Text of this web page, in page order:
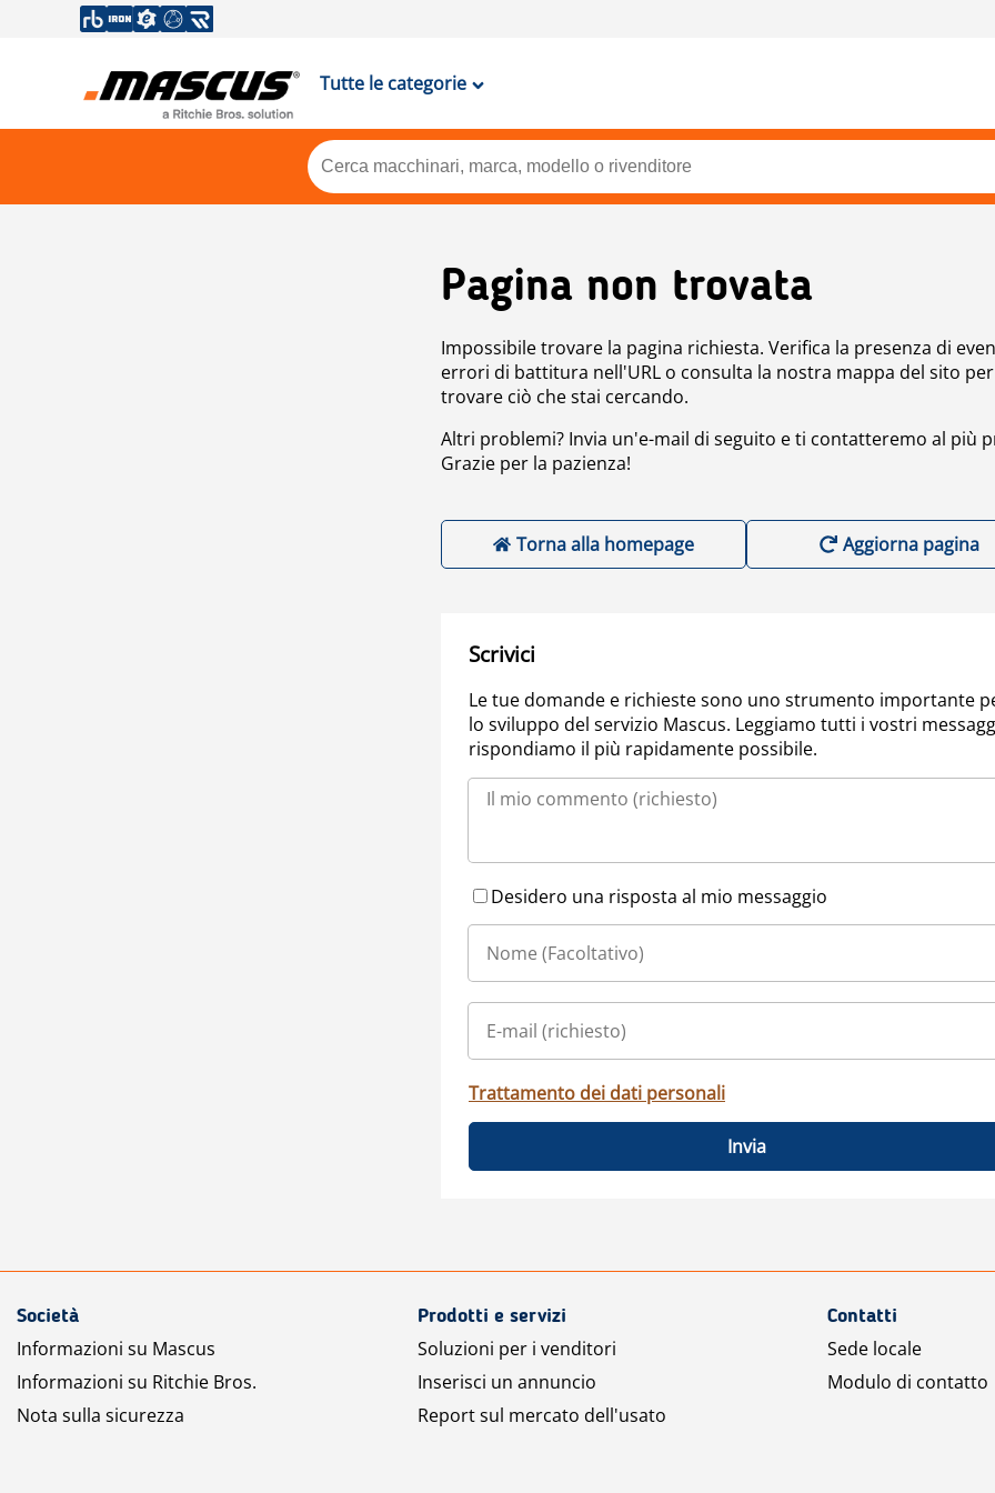
Tutte le categorie
Pagina non trovata
Impossibile trovare la pagina richiesta. Verifica la presenza di
errori di battitura nell'URL o consulta la nostra mappa del sito per
trovare ciò che stai cercando.
Altri problemi? Invia un'e-mail di seguito e ti contatteremo al più
Grazie per la pazienza!
Torna alla homepage Aggiorna pagina
Scrivici
Le tue domande e richieste sono uno strumento importante
lo sviluppo del servizio Mascus. Leggiamo tutti i vostri
rispondiamo il più rapidamente possibile.
Desidero una risposta al mio messaggio
Trattamento dei dati personali
Invia
Società
Informazioni su Mascus
Informazioni su Ritchie Bros.
Nota sulla sicurezza
Prodotti e servizi
Soluzioni per i venditori
Inserisci un annuncio
Report sul mercato dell'usato
Contatti
Sede locale
Modulo di contatto